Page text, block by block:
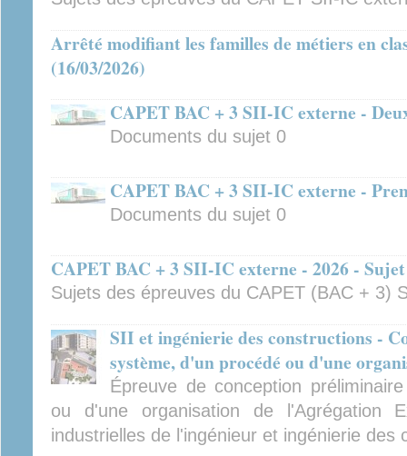
Arrêté modifiant les familles de métiers en
(16/03/2026)
CAPET BAC + 3 SII-IC externe -
Documents du sujet 0
CAPET BAC + 3 SII-IC externe -
Documents du sujet 0
CAPET BAC + 3 SII-IC externe - 2026 -
Sujets des épreuves du CAPET (BAC + 3)
SII et ingénierie des constructions -
système, d'un procédé ou d'une
Épreuve de conception
ou d'une organisation de l'Agrégation
industrielles de l'ingénieur et ingénierie des